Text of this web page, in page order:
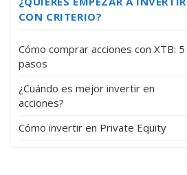
CON CRITERIO?
Cómo comprar acciones con XTB: 5
pasos
¿Cuándo es mejor invertir en
acciones?
Cómo invertir en Private Equity